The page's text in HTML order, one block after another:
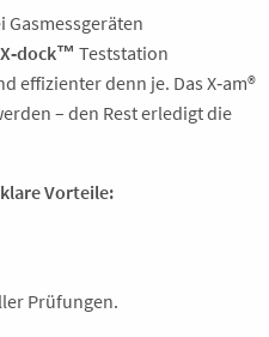
Gasmessgeräten
X‑dock™ Teststation
effizienter denn je. Das X‑am®
– den Rest erledigt die
Vorteile:
Prüfungen.